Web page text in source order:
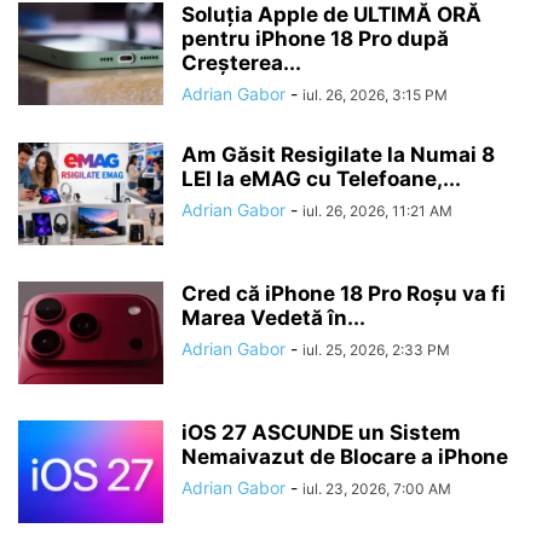
Soluția Apple de ULTIMĂ ORĂ
pentru iPhone 18 Pro după
Creșterea...
Adrian Gabor - iul. 26, 2026, 3:15 PM
Am Găsit Resigilate la Numai 8
LEI la eMAG cu Telefoane,...
Adrian Gabor - iul. 26, 2026, 11:21 AM
Cred că iPhone 18 Pro Roșu va fi
Marea Vedetă în...
Adrian Gabor - iul. 25, 2026, 2:33 PM
iOS 27 ASCUNDE un Sistem
Nemaivazut de Blocare a iPhone
Adrian Gabor - iul. 23, 2026, 7:00 AM